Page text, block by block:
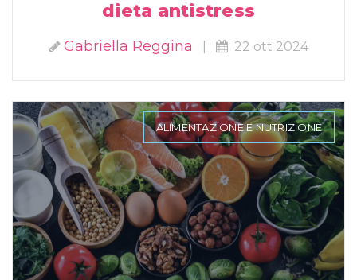
dieta antistress
Gabriella Reggina 22 ott 2024
ALIMENTAZIONE E NUTRIZIONE